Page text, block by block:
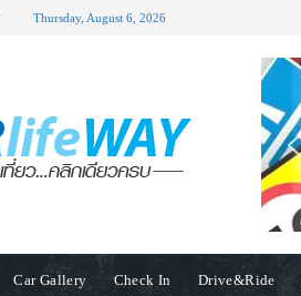
Thursday, August 6, 2026
Car Gallery Check In Drive&Ride